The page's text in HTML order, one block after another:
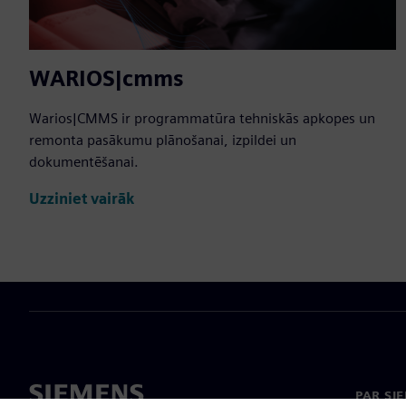
WARIOS|cmms
Warios|CMMS ir programmatūra tehniskās apkopes un
remonta pasākumu plānošanai, izpildei un
dokumentēšanai.
Uzziniet vairāk
PAR